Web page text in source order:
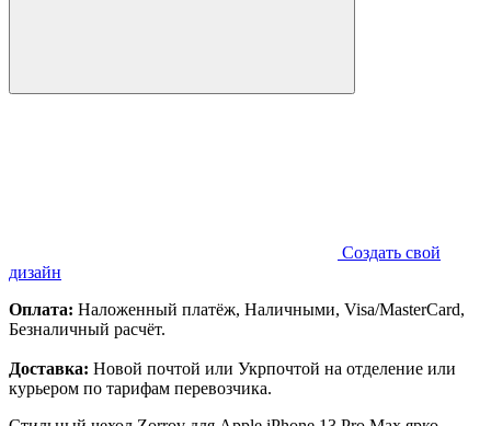
Создать свой
дизайн
Оплата: Наложенный платёж, Наличными, Visa/MasterCard,
Безналичный расчёт.
Доставка: Новой почтой или Укрпочтой на отделение или
курьером по тарифам перевозчика.